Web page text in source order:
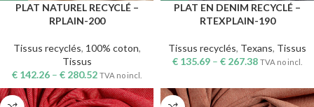
PLAT NATUREL RECYCLÉ –
RPLAIN-200
Tissus recyclés, 100% coton,
Tissus
€ 142.26 – € 280.52 TVA no incl.
PLAT EN DENIM RECYCLÉ –
RTEXPLAIN-190
Tissus recyclés, Texans, Tissus
€ 135.69 – € 267.38 TVA no incl.